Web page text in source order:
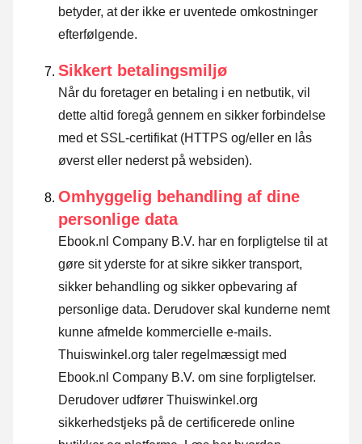
betyder, at der ikke er uventede omkostninger
efterfølgende.
Sikkert betalingsmiljø
Når du foretager en betaling i en netbutik, vil
dette altid foregå gennem en sikker forbindelse
med et SSL-certifikat (HTTPS og/eller en lås
øverst eller nederst på websiden).
Omhyggelig behandling af dine
personlige data
Ebook.nl Company B.V. har en forpligtelse til at
gøre sit yderste for at sikre sikker transport,
sikker behandling og sikker opbevaring af
personlige data. Derudover skal kunderne nemt
kunne afmelde kommercielle e-mails.
Thuiswinkel.org taler regelmæssigt med
Ebook.nl Company B.V. om sine forpligtelser.
Derudover udfører Thuiswinkel.org
sikkerhedstjeks på de certificerede online